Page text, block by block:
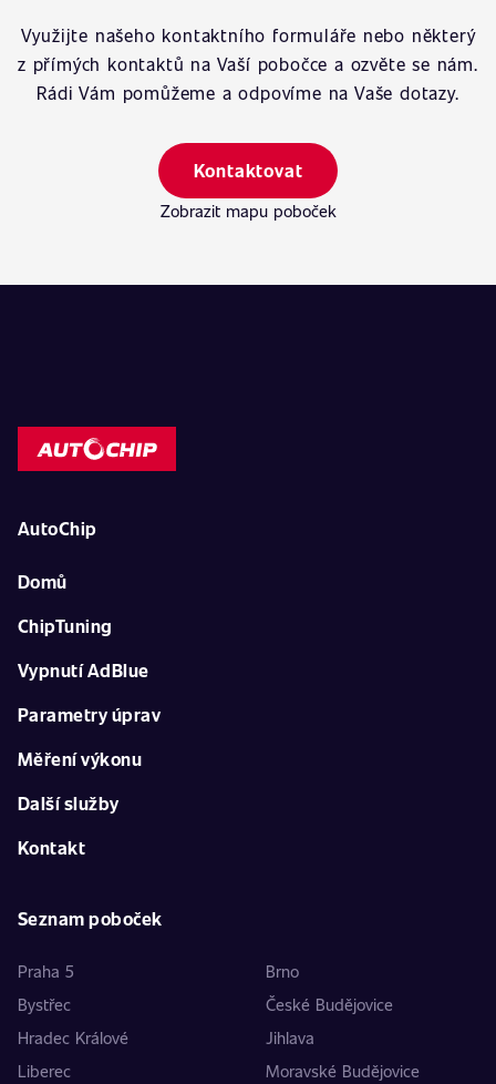
Využijte našeho kontaktního formuláře nebo některý
z přímých kontaktů na Vaší pobočce a ozvěte se nám.
Rádi Vám pomůžeme a odpovíme na Vaše dotazy.
Kontaktovat
Zobrazit mapu poboček
AutoChip
Domů
ChipTuning
Vypnutí AdBlue
Parametry úprav
Měření výkonu
Další služby
Kontakt
Seznam poboček
Praha 5
Brno
Bystřec
České Budějovice
Hradec Králové
Jihlava
Liberec
Moravské Budějovice